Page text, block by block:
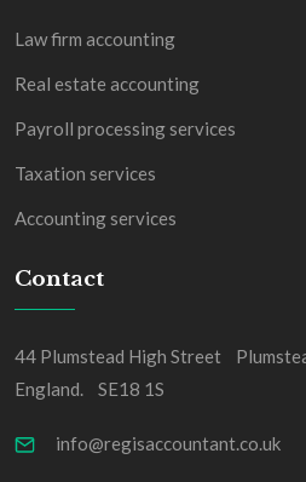
Law firm accounting
Real estate accounting
Payroll processing services
Taxation services
Accounting services
Contact
44 Plumstead High Street
England. SE18 1S
info@regisaccountant.co.uk